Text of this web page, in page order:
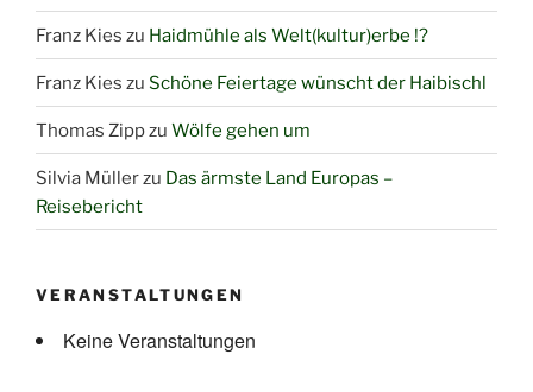
Franz Kies zu Haidmühle als Welt(kultur)erbe !?
Franz Kies zu Schöne Feiertage wünscht der Haibischl
Thomas Zippzu Wölfe gehen um
Silvia Müllerzu Das ärmste Land Europas –
Reisebericht
VERANSTALTUNGEN
Keine Veranstaltungen